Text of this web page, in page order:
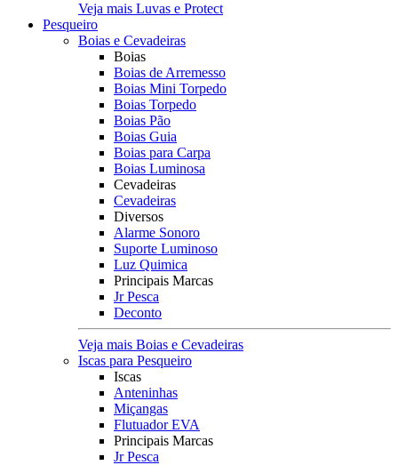
Veja mais Luvas e Protect
Pesqueiro
Boias e Cevadeiras
Boias
Boias de Arremesso
Boias Mini Torpedo
Boias Torpedo
Boias Pão
Boias Guia
Boias para Carpa
Boias Luminosa
Cevadeiras
Cevadeiras
Diversos
Alarme Sonoro
Suporte Luminoso
Luz Quimica
Principais Marcas
Jr Pesca
Deconto
Veja mais Boias e Cevadeiras
Iscas para Pesqueiro
Iscas
Anteninhas
Miçangas
Flutuador EVA
Principais Marcas
Jr Pesca